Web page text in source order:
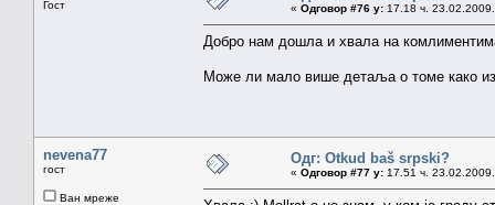
Гост « Одговор #76 у: 17.18 ч.
Добро нам дошла и хвала на
Може ли мало више детаља о томе како
nevena77
гост
Ван мреже
Одг: Otkud baš srpski?
« Одговор #77 у: 17.51 ч.